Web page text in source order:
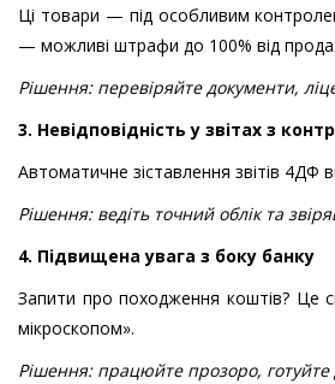
Ці товари — під особливим
— можливі штрафи до 100% від
Рішення: перевіряйте документи,
3. Невідповідність у звітах з
Автоматичне зіставлення звітів 4ДФ
Рішення: ведіть точний облік та
4. Підвищена увага з боку банку
Запити про походження коштів? Це
мікроскопом».
Рішення: працюйте прозоро, готуйте